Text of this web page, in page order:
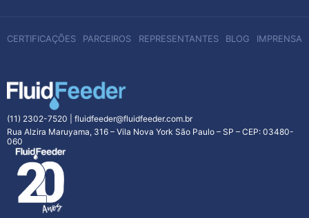
CERTIFICAÇÕES PARCEIROS REPRESENTANTES BLOG IMPRENSA
(11) 2302-7520
fluidfeeder@fluidfeeder.com.br
Rua Alzira Maruyama, 316 – Vila Nova York São Paulo – SP – CEP: 03480-
060